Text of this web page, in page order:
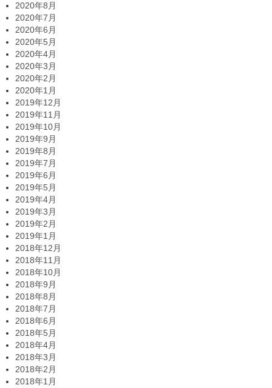
2020年8月
2020年7月
2020年6月
2020年5月
2020年4月
2020年3月
2020年2月
2020年1月
2019年12月
2019年11月
2019年10月
2019年9月
2019年8月
2019年7月
2019年6月
2019年5月
2019年4月
2019年3月
2019年2月
2019年1月
2018年12月
2018年11月
2018年10月
2018年9月
2018年8月
2018年7月
2018年6月
2018年5月
2018年4月
2018年3月
2018年2月
2018年1月